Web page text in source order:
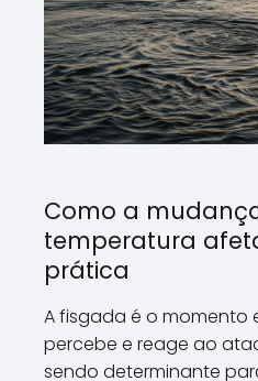
Como a
temperatura
prática
A fisgada é o momento
percebe e reage ao
sendo determinante